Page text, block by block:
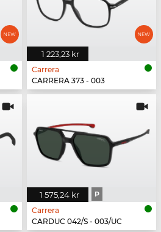
1 223,23 kr
Carrera
CARRERA 373 - 003
1 575,24 kr P
Carrera
CARDUC 042/S - 003/UC